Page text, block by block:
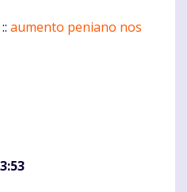
aumento peniano nos